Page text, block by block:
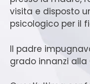
visita e disposto
psicologico per il
Il padre
grado innanzi alla